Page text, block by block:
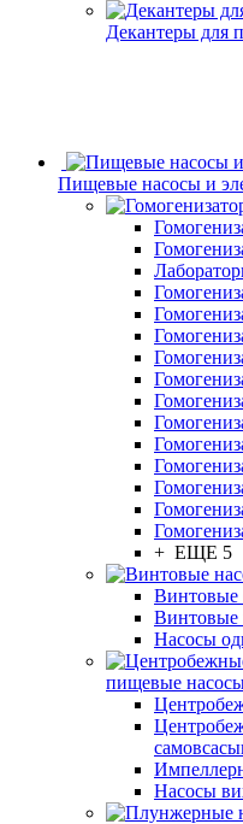
Декантеры для
Пищевые насосы и
+ ЕЩЕ 5
Насосы
пищевые
Насосы